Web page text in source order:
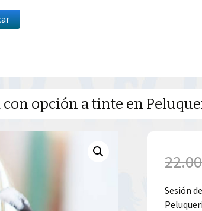
opción a tinte en
22.00
Sesión